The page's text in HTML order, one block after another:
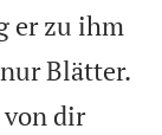
er zu ihm
Blätter.
dir